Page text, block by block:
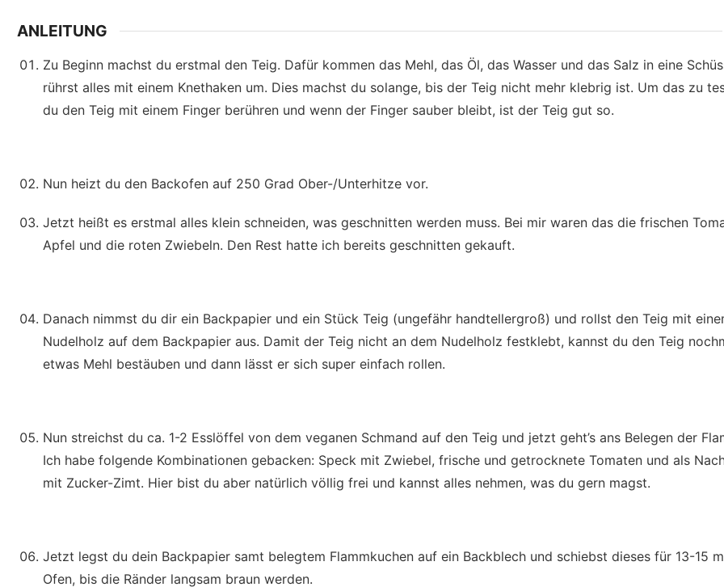
ANLEITUNG
Zu Beginn machst du erstmal den Teig. Dafür kommen das Mehl, das Öl, das Wasser und das Salz in eine
rührst alles mit einem Knethaken um. Dies machst du solange, bis der Teig nicht mehr klebrig ist. Um das zu
du den Teig mit einem Finger berühren und wenn der Finger sauber bleibt, ist der Teig gut so.
Nun heizt du den Backofen auf 250 Grad Ober-/Unterhitze vor.
Jetzt heißt es erstmal alles klein schneiden, was geschnitten werden muss. Bei mir waren das die frischen
Apfel und die roten Zwiebeln. Den Rest hatte ich bereits geschnitten gekauft.
Danach nimmst du dir ein Backpapier und ein Stück Teig (ungefähr handtellergroß) und rollst den Teig mit
Nudelholz auf dem Backpapier aus. Damit der Teig nicht an dem Nudelholz festklebt, kannst du den Teig
etwas Mehl bestäuben und dann lässt er sich super einfach rollen.
Nun streichst du ca. 1-2 Esslöffel von dem veganen Schmand auf den Teig und jetzt geht’s ans Belegen der
Ich habe folgende Kombinationen gebacken: Speck mit Zwiebel, frische und getrocknete Tomaten und als
mit Zucker-Zimt. Hier bist du aber natürlich völlig frei und kannst alles nehmen, was du gern magst.
Jetzt legst du dein Backpapier samt belegtem Flammkuchen auf ein Backblech und schiebst dieses für 13-15
Ofen, bis die Ränder langsam braun werden.